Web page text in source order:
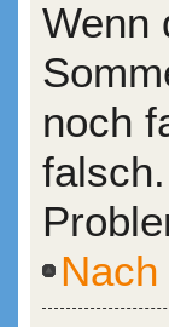
Wenn
noch
Nach